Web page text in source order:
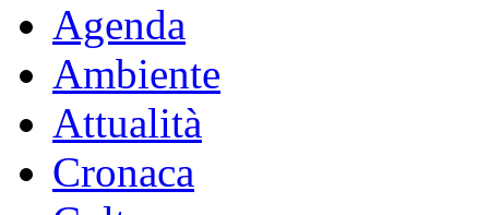
Agenda
Ambiente
Attualità
Cronaca